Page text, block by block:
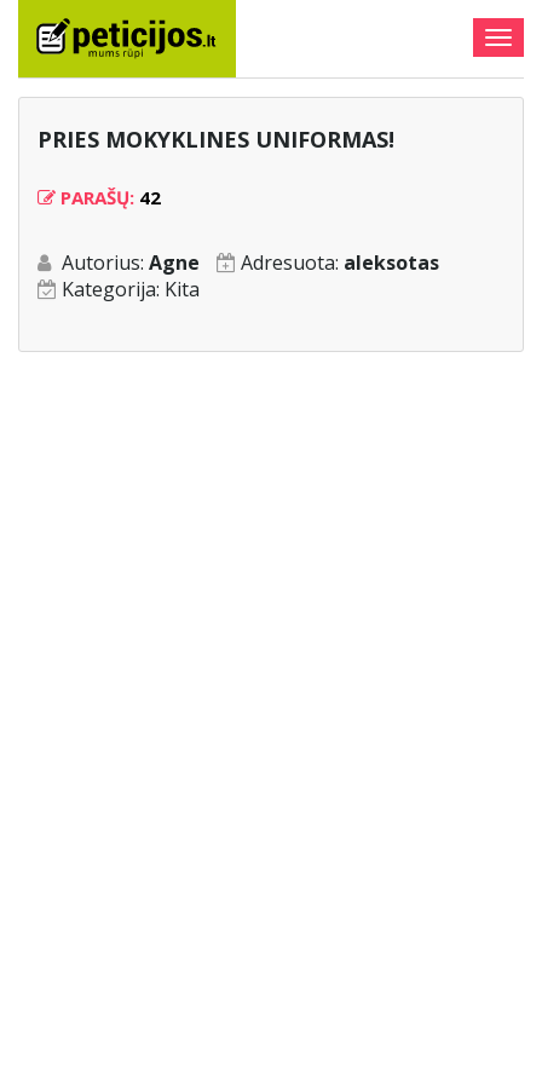
PRIES MOKYKLINES UNIFORMAS!
PARAŠŲ: 42
Autorius: Agne Adresuota: aleksotas
Kategorija: Kita